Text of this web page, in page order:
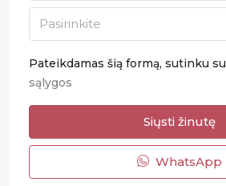
Pasirinkite
Pateikdamas šią formą, sutinku su
sąlygos
Siųsti žinutę
WhatsApp